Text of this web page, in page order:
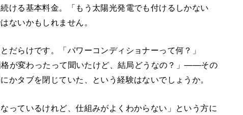
ける基本料金。「もう太陽光発電でも付けるしかない
いかもしれません。
だらけです。「パワーコンディショナーって何？」
格が変わったって聞いたけど、結局どうなの？」——その
かタブを閉じていた、という経験はないでしょうか。
っているけれど、仕組みがよくわからない」という方に